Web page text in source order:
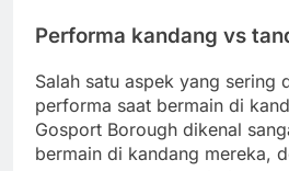
Performa kandang vs
Salah satu aspek yang sering
performa saat bermain di
Gosport Borough dikenal
bermain di kandang mereka,